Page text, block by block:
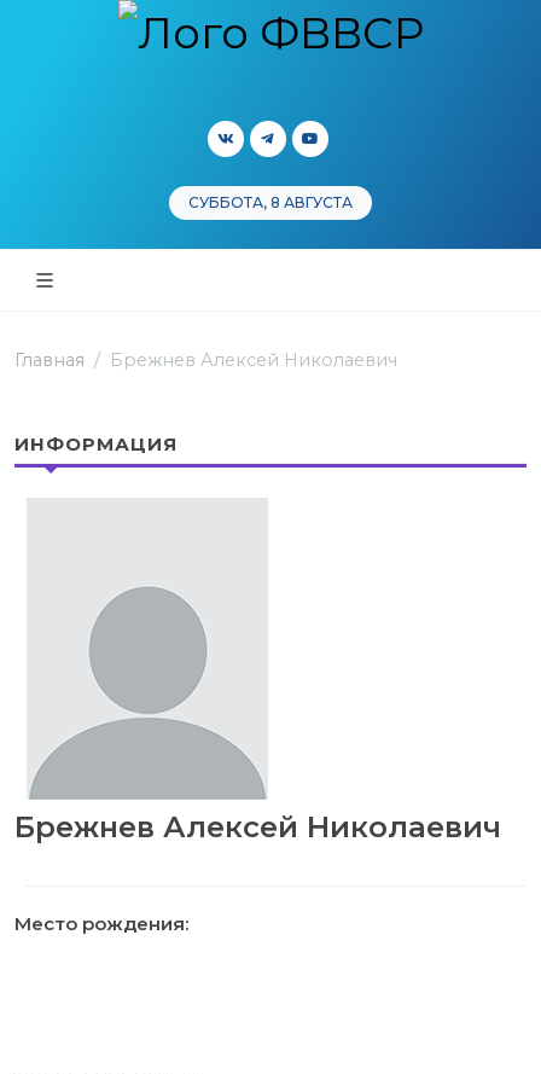
СУББОТА, 8 АВГУСТА
Главная Брежнев Алексей Николаевич
ИНФОРМАЦИЯ
Брежнев Алексей Николаевич
Место рождения: